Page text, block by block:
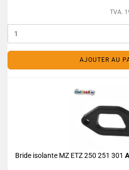
TVA.
AJOUTER AU
Bride isolante MZ ETZ 250 251 301